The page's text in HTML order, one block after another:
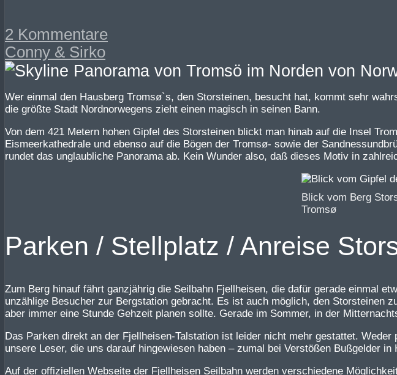
2 Kommentare
Conny & Sirko
Wer einmal den Hausberg Tromsø`s, den Storsteinen, besucht hat, kommt sehr
die größte Stadt Nordnorwegens zieht einen magisch in seinen Bann.
Von dem 421 Metern hohen Gipfel des Storsteinen blickt man hinab auf die Insel
Eismeerkathedrale und ebenso auf die Bögen der Tromsø- sowie der
rundet das unglaubliche Panorama ab. Kein Wunder also, daß dieses Motiv in
Blick vom Berg
Tromsø
Parken / Stellplatz / Anreise
Zum Berg hinauf fährt ganzjährig die Seilbahn Fjellheisen, die dafür gerade einmal
unzählige Besucher zur Bergstation gebracht. Es ist auch möglich, den
aber immer eine Stunde Gehzeit planen sollte. Gerade im Sommer, in der
Das Parken direkt an der Fjellheisen-Talstation ist leider nicht mehr gestattet.
unsere Leser, die uns darauf hingewiesen haben – zumal bei Verstößen Bußgelder in
Auf der offiziellen Webseite der Fjellheisen Seilbahn werden verschiedene